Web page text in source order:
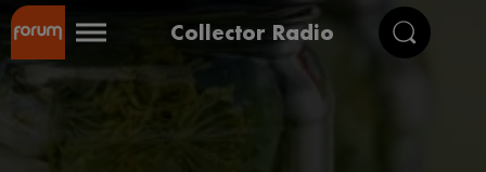
Collector Radio